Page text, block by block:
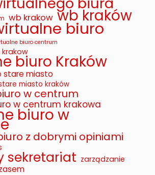
wb krakow wb kraków
biuro
biuro centrum
biuro Kraków
stare miasto
miasto kraków
w centrum
w centrum krakowa
biuro w
z dobrymi opiniami
sekretariat zarządzanie